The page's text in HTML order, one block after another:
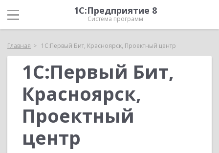
1С:Предприятие 8
Система программ
Главная 1С:Первый Бит, Красноярск, Проектный центр
1С:Первый Бит,
Красноярск,
Проектный
центр